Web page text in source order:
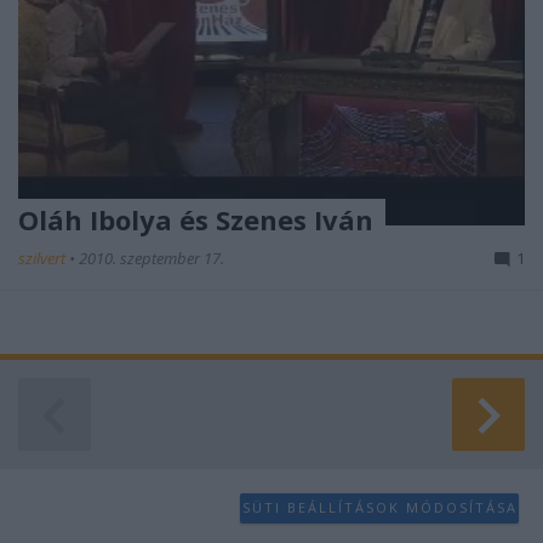
Oláh Ibolya és Szenes Iván
szilvert • 2010. szeptember 17. 1
SÜTI BEÁLLÍTÁSOK MÓDOSÍTÁSA